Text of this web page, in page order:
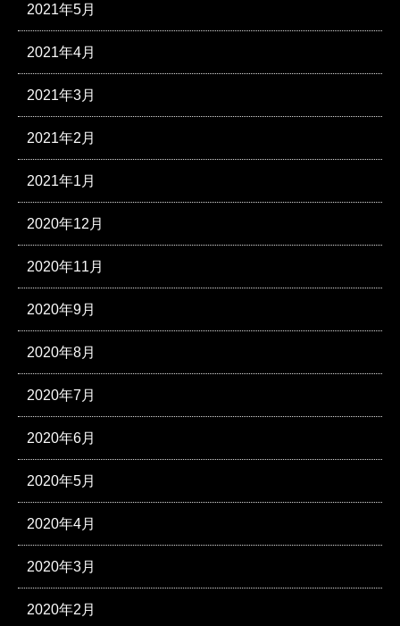
2021年5月
2021年4月
2021年3月
2021年2月
2021年1月
2020年12月
2020年11月
2020年9月
2020年8月
2020年7月
2020年6月
2020年5月
2020年4月
2020年3月
2020年2月